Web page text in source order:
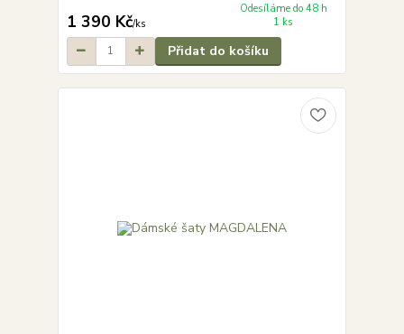
1 390 Kč/ks
Odesíláme do 48 h
1 ks
Přidat do košíku